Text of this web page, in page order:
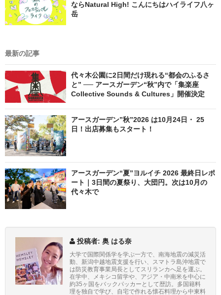
ならNatural High! こんにちはハイライフ八ヶ
岳
最新の記事
代々木公園に2日間だけ現れる“都会のふるさ
と” ── アースガーデン“秋”内で「集楽座
Collective Sounds & Cultures」開催決定
アースガーデン”秋”2026 は10月24日・ 25
日！出店募集もスタート！
アースガーデン“夏”ヨルイチ 2026 最終日レポ
ート｜3日間の夏祭り、大団円。次は10月の
代々木で
投稿者: 奥 はる奈
大学で国際関係学を学ぶ一方で、南海地震の減災活
動、新潟中越地震支援を行い、スマトラ島沖地震で
は防災教育事業局長としてスリランカへ足を運ぶ。
在学中、メキシコ留学や、アジア・中南米を中心に
約35ヶ国をバックパッカーとして歴訪。多国籍料
理を独自で学び、自宅で作れる懐石料理から中東料